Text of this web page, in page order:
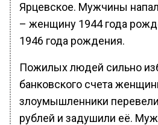
Ярцевское. Мужчины
– женщину 1944 года
1946 года рождения.
Пожилых людей сильно
банковского счета
злоумышленники
рублей и задушили её.